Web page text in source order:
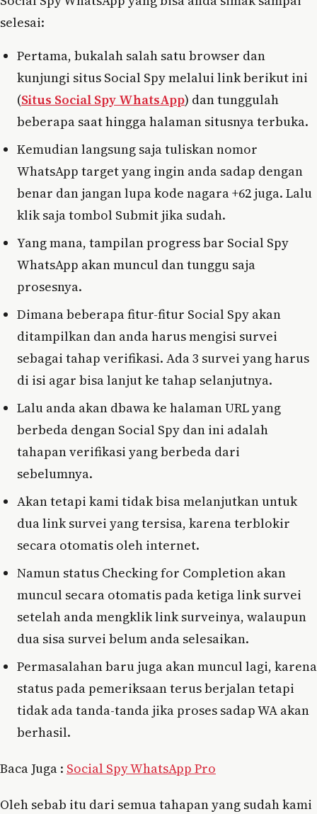
selesai:
Pertama, bukalah salah satu browser dan
kunjungi situs Social Spy melalui link berikut ini
(Situs Social Spy WhatsApp) dan tunggulah
beberapa saat hingga halaman situsnya terbuka.
Kemudian langsung saja tuliskan nomor
WhatsApp target yang ingin anda sadap dengan
benar dan jangan lupa kode nagara +62 juga. Lalu
klik saja tombol Submit jika sudah.
Yang mana, tampilan progress bar Social Spy
WhatsApp akan muncul dan tunggu saja
prosesnya.
Dimana beberapa fitur-fitur Social Spy akan
ditampilkan dan anda harus mengisi survei
sebagai tahap verifikasi. Ada 3 survei yang harus
di isi agar bisa lanjut ke tahap selanjutnya.
Lalu anda akan dbawa ke halaman URL yang
berbeda dengan Social Spy dan ini adalah
tahapan verifikasi yang berbeda dari
sebelumnya.
Akan tetapi kami tidak bisa melanjutkan untuk
dua link survei yang tersisa, karena terblokir
secara otomatis oleh internet.
Namun status Checking for Completion akan
muncul secara otomatis pada ketiga link survei
setelah anda mengklik link surveinya, walaupun
dua sisa survei belum anda selesaikan.
Permasalahan baru juga akan muncul lagi, karena
status pada pemeriksaan terus berjalan tetapi
tidak ada tanda-tanda jika proses sadap WA akan
berhasil.
Baca Juga : Social Spy WhatsApp Pro
Oleh sebab itu dari semua tahapan yang sudah kami